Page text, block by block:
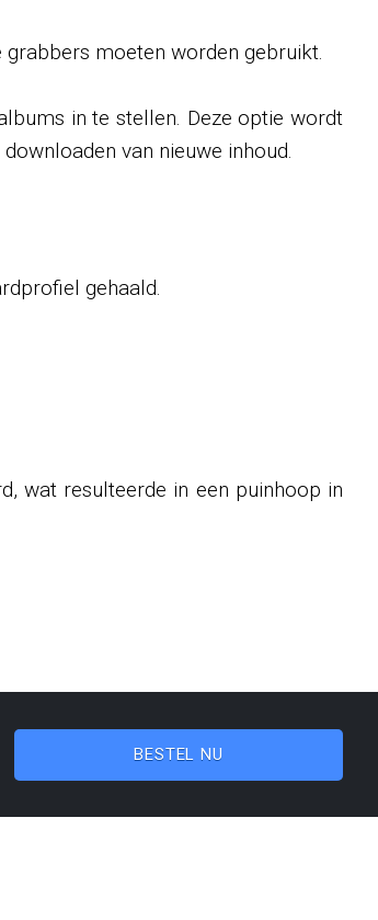
moeten worden gebruikt.
in te stellen. Deze optie wordt
van nieuwe inhoud.
gehaald.
wat resulteerde in een puinhoop in
BESTEL NU